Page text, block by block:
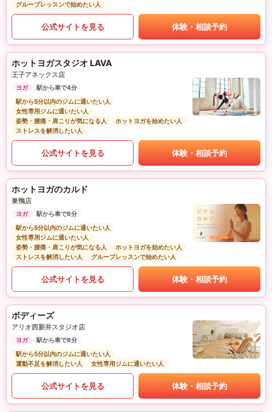
グループレッスンで始めたい人
公式サイトを見る 体験・相談予約
ホットヨガスタジオ LAVA
王子アネックス店
ヨガ
駅から車で4分
駅から5分以内のジムに通いたい人
女性専用ジムに通いたい人
姿勢・腰痛・肩こりが気になる人
ホットヨガを始めたい人
ストレスを解消したい人
公式サイトを見る 体験・相談予約
ホットヨガのカルド
巣鴨店
ヨガ
駅から車で6分
駅から5分以内のジムに通いたい人
女性専用ジムに通いたい人
姿勢・腰痛・肩こりが気になる人
ホットヨガを始めたい人
ストレスを解消したい人
グループレッスンで始めたい人
公式サイトを見る 体験・相談予約
ボディーズ
アリオ西新井スタジオ店
ヨガ
駅から車で8分
駅から5分以内のジムに通いたい人
運動不足を解消したい人
女性専用ジムに通いたい人
公式サイトを見る 体験・相談予約